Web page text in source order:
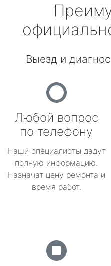
Выезд и
Любой вопрос
по телефону
Наши специалисты дадут
полную информацию.
Назначат цену ремонта и
время работ.